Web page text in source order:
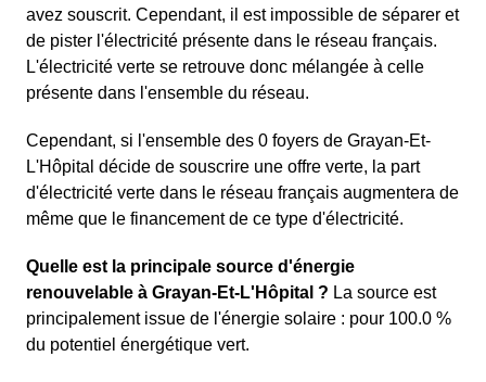
avez souscrit. Cependant, il est impossible de séparer et
de pister l'électricité présente dans le réseau français.
L'électricité verte se retrouve donc mélangée à celle
présente dans l'ensemble du réseau.
Cependant, si l'ensemble des 0 foyers de Grayan-Et-
L'Hôpital décide de souscrire une offre verte, la part
d'électricité verte dans le réseau français augmentera de
même que le financement de ce type d'électricité.
Quelle est la principale source d'énergie
renouvelable à Grayan-Et-L'Hôpital ? La source est
principalement issue de l'énergie solaire : pour 100.0 %
du potentiel énergétique vert.